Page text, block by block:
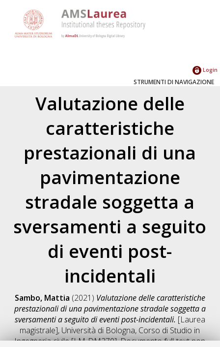
Login
STRUMENTI DI NAVIGAZIONE
Valutazione delle
caratteristiche
prestazionali di una
pavimentazione
stradale soggetta a
sversamenti a seguito
di eventi post-
incidentali
Sambo, Mattia (2021) Valutazione delle caratteristiche
prestazionali di una pavimentazione stradale soggetta a
sversamenti a seguito di eventi post-incidentali. [Laurea
magistrale], Università di Bologna, Corso di Studio in
Ingegneria civile [LM-DM270], Documento full-text non